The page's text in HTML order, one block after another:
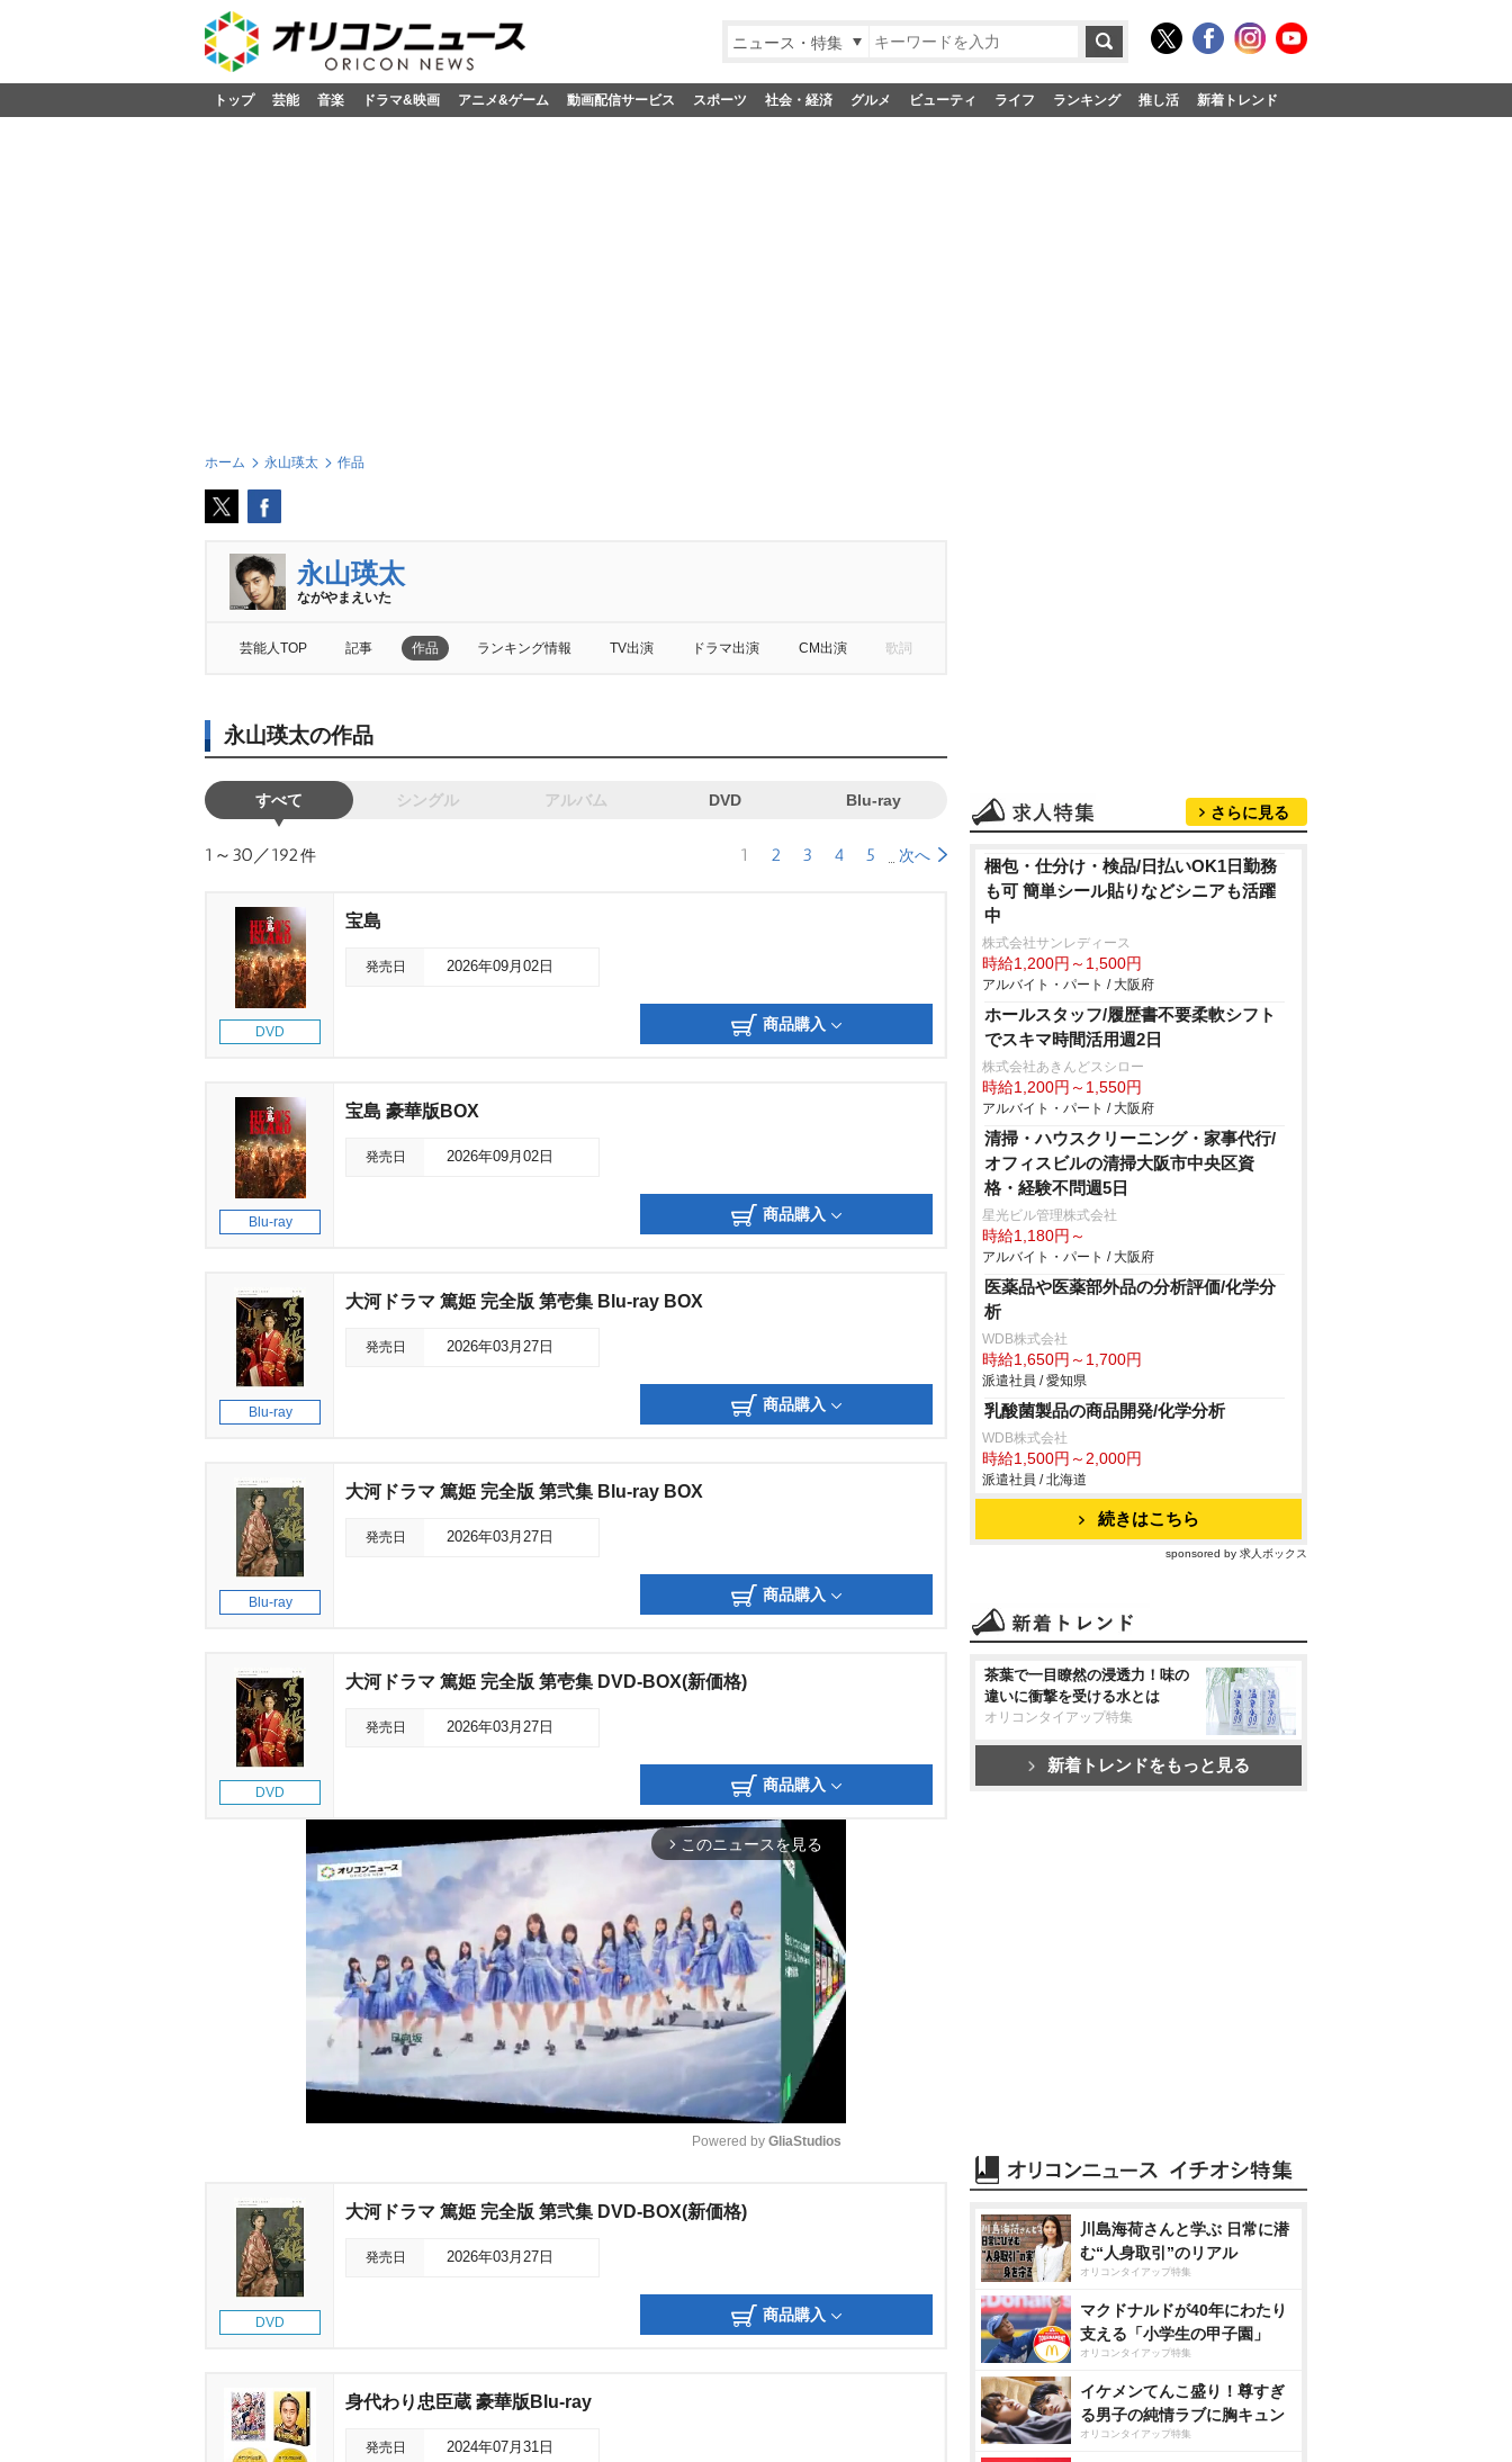
ニュース・特集
トップ 芸能 音楽 ドラマ&映画 アニメ&ゲーム 動画配信サービス スポーツ 社会・経済 グルメ ビューティ ライフ ランキング 推し活 新着トレンド
ホーム 永山瑛太 作品
永山瑛太
ながやまえいた
芸能人TOP 記事 作品 ランキング情報 TV出演 ドラマ出演 CM出演 歌詞
永山瑛太の作品
すべて シングル アルバム DVD Blu-ray
1～30／192件 1 2 3 4 5 次へ
DVD
宝島
発売日 2026年09月02日
商品購入
Blu-ray
宝島 豪華版BOX
発売日 2026年09月02日
商品購入
Blu-ray
大河ドラマ 篤姫 完全版 第壱集 Blu-ray BOX
発売日 2026年03月27日
商品購入
Blu-ray
大河ドラマ 篤姫 完全版 第弐集 Blu-ray BOX
発売日 2026年03月27日
商品購入
DVD
大河ドラマ 篤姫 完全版 第壱集 DVD-BOX(新価格)
発売日 2026年03月27日
商品購入
arrow_forward_ios このニュースを見る
e
Powered by GliaStudios
DVD
大河ドラマ 篤姫 完全版 第弐集 DVD-BOX(新価格)
発売日 2026年03月27日
商品購入
身代わり忠臣蔵 豪華版Blu-ray
発売日 2024年07月31日
さらに見る
梱包・仕分け・検品/日払いOK1日勤務
も可 簡単シール貼りなどシニアも活躍
中
株式会社サンレディース
時給1,200円～1,500円
アルバイト・パート / 大阪府
ホールスタッフ/履歴書不要柔軟シフト
でスキマ時間活用週2日
株式会社あきんどスシロー
時給1,200円～1,550円
アルバイト・パート / 大阪府
清掃・ハウスクリーニング・家事代行/
オフィスビルの清掃大阪市中央区資
格・経験不問週5日
星光ビル管理株式会社
時給1,180円～
アルバイト・パート / 大阪府
医薬品や医薬部外品の分析評価/化学分
析
WDB株式会社
時給1,650円～1,700円
派遣社員 / 愛知県
乳酸菌製品の商品開発/化学分析
WDB株式会社
時給1,500円～2,000円
派遣社員 / 北海道
続きはこちら
sponsored by 求人ボックス
茶葉で一目瞭然の浸透力！味の
違いに衝撃を受ける水とは
オリコンタイアップ特集
新着トレンドをもっと見る
川島海荷さんと学ぶ 日常に潜
む“人身取引”のリアル
オリコンタイアップ特集
マクドナルドが40年にわたり
支える「小学生の甲子園」
オリコンタイアップ特集
イケメンてんこ盛り！尊すぎ
る男子の純情ラブに胸キュン
オリコンタイアップ特集